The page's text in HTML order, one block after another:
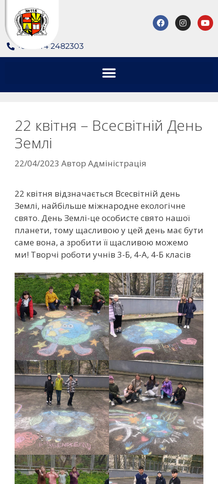
+380 44 2482303
22 квітня – Всесвітній День
Землі
22/04/2023 Автор Адміністрація
22 квітня відзначається Всесвітній день
Землі, найбільше міжнародне екологічне
свято. День Землі-це особисте свято нашої
планети, тому щасливою у цей день має бути
саме вона, а зробити її щасливою можемо
ми! Творчі роботи учнів 3-Б, 4-А, 4-Б класів